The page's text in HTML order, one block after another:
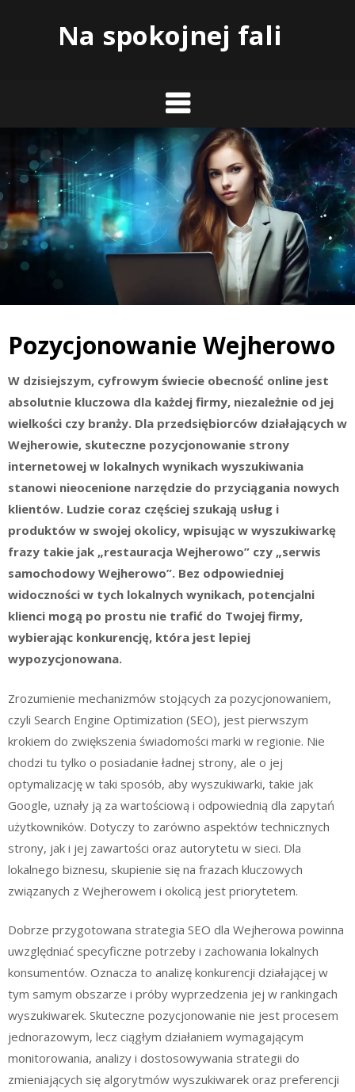
Na spokojnej fali
Pozycjonowanie Wejherowo
W dzisiejszym, cyfrowym świecie obecność online jest
absolutnie kluczowa dla każdej firmy, niezależnie od jej
wielkości czy branży. Dla przedsiębiorców działających w
Wejherowie, skuteczne pozycjonowanie strony
internetowej w lokalnych wynikach wyszukiwania
stanowi nieocenione narzędzie do przyciągania nowych
klientów. Ludzie coraz częściej szukają usług i
produktów w swojej okolicy, wpisując w wyszukiwarkę
frazy takie jak „restauracja Wejherowo” czy „serwis
samochodowy Wejherowo”. Bez odpowiedniej
widoczności w tych lokalnych wynikach, potencjalni
klienci mogą po prostu nie trafić do Twojej firmy,
wybierając konkurencję, która jest lepiej
wypozycjonowana.
Zrozumienie mechanizmów stojących za pozycjonowaniem,
czyli Search Engine Optimization (SEO), jest pierwszym
krokiem do zwiększenia świadomości marki w regionie. Nie
chodzi tu tylko o posiadanie ładnej strony, ale o jej
optymalizację w taki sposób, aby wyszukiwarki, takie jak
Google, uznały ją za wartościową i odpowiednią dla zapytań
użytkowników. Dotyczy to zarówno aspektów technicznych
strony, jak i jej zawartości oraz autorytetu w sieci. Dla
lokalnego biznesu, skupienie się na frazach kluczowych
związanych z Wejherowem i okolicą jest priorytetem.
Dobrze przygotowana strategia SEO dla Wejherowa powinna
uwzględniać specyficzne potrzeby i zachowania lokalnych
konsumentów. Oznacza to analizę konkurencji działającej w
tym samym obszarze i próby wyprzedzenia jej w rankingach
wyszukiwarek. Skuteczne pozycjonowanie nie jest procesem
jednorazowym, lecz ciągłym działaniem wymagającym
monitorowania, analizy i dostosowywania strategii do
zmieniających się algorytmów wyszukiwarek oraz preferencji